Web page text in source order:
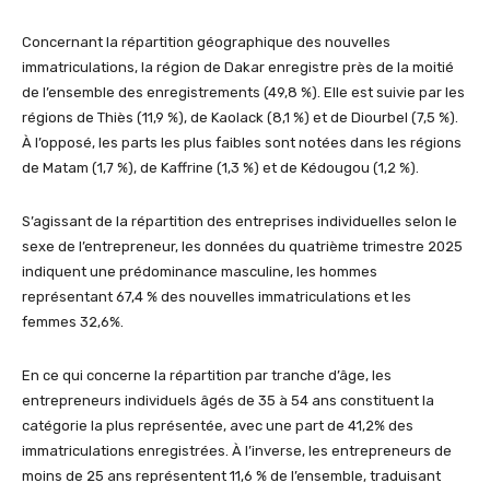
Concernant la répartition géographique des nouvelles
immatriculations, la région de Dakar enregistre près de la moitié
de l’ensemble des enregistrements (49,8 %). Elle est suivie par les
régions de Thiès (11,9 %), de Kaolack (8,1 %) et de Diourbel (7,5 %).
À l’opposé, les parts les plus faibles sont notées dans les régions
de Matam (1,7 %), de Kaffrine (1,3 %) et de Kédougou (1,2 %).
S’agissant de la répartition des entreprises individuelles selon le
sexe de l’entrepreneur, les données du quatrième trimestre 2025
indiquent une prédominance masculine, les hommes
représentant 67,4 % des nouvelles immatriculations et les
femmes 32,6%.
En ce qui concerne la répartition par tranche d’âge, les
entrepreneurs individuels âgés de 35 à 54 ans constituent la
catégorie la plus représentée, avec une part de 41,2% des
immatriculations enregistrées. À l’inverse, les entrepreneurs de
moins de 25 ans représentent 11,6 % de l’ensemble, traduisant